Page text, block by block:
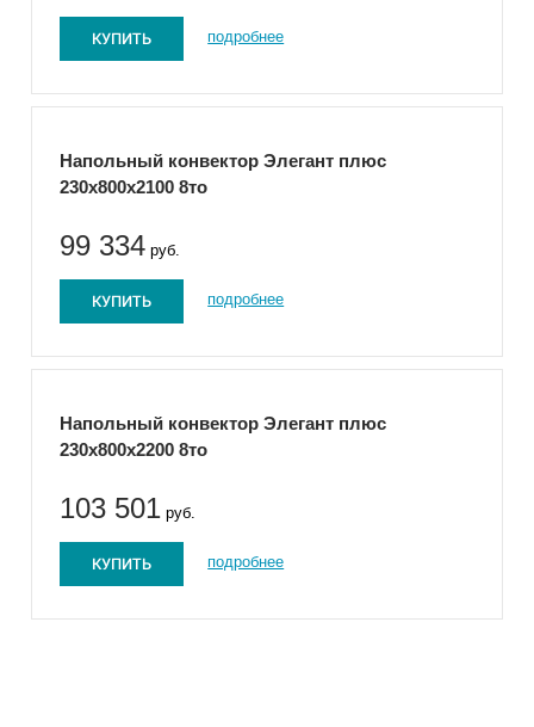
КУПИТЬ подробнее
Напольный конвектор Элегант плюс
230x800x2100 8то
99 334 руб.
КУПИТЬ подробнее
Напольный конвектор Элегант плюс
230x800x2200 8то
103 501 руб.
КУПИТЬ подробнее